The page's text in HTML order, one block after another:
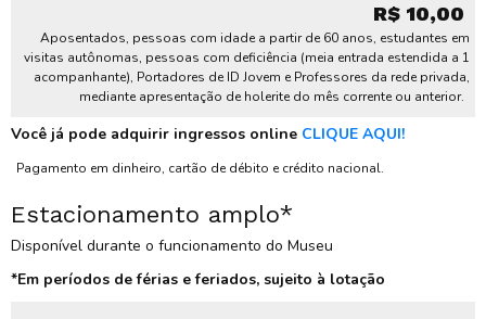
R$ 10,00
Aposentados, pessoas com idade a partir de 60 anos, estudantes em
visitas autônomas, pessoas com deficiência (meia entrada estendida a 1
acompanhante), Portadores de ID Jovem e Professores da rede privada,
mediante apresentação de holerite do mês corrente ou anterior.
Você já pode adquirir ingressos online CLIQUE AQUI!
Pagamento em dinheiro, cartão de débito e crédito nacional.
Estacionamento amplo*
Disponível durante o funcionamento do Museu
*Em períodos de férias e feriados, sujeito à lotação